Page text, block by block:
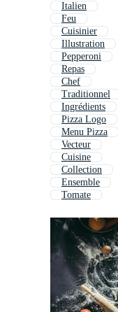
Italien
Feu
Cuisinier
Illustration
Pepperoni
Repas
Chef
Traditionnel
Ingrédients
Pizza Logo
Menu Pizza
Vecteur
Cuisine
Collection
Ensemble
Tomate